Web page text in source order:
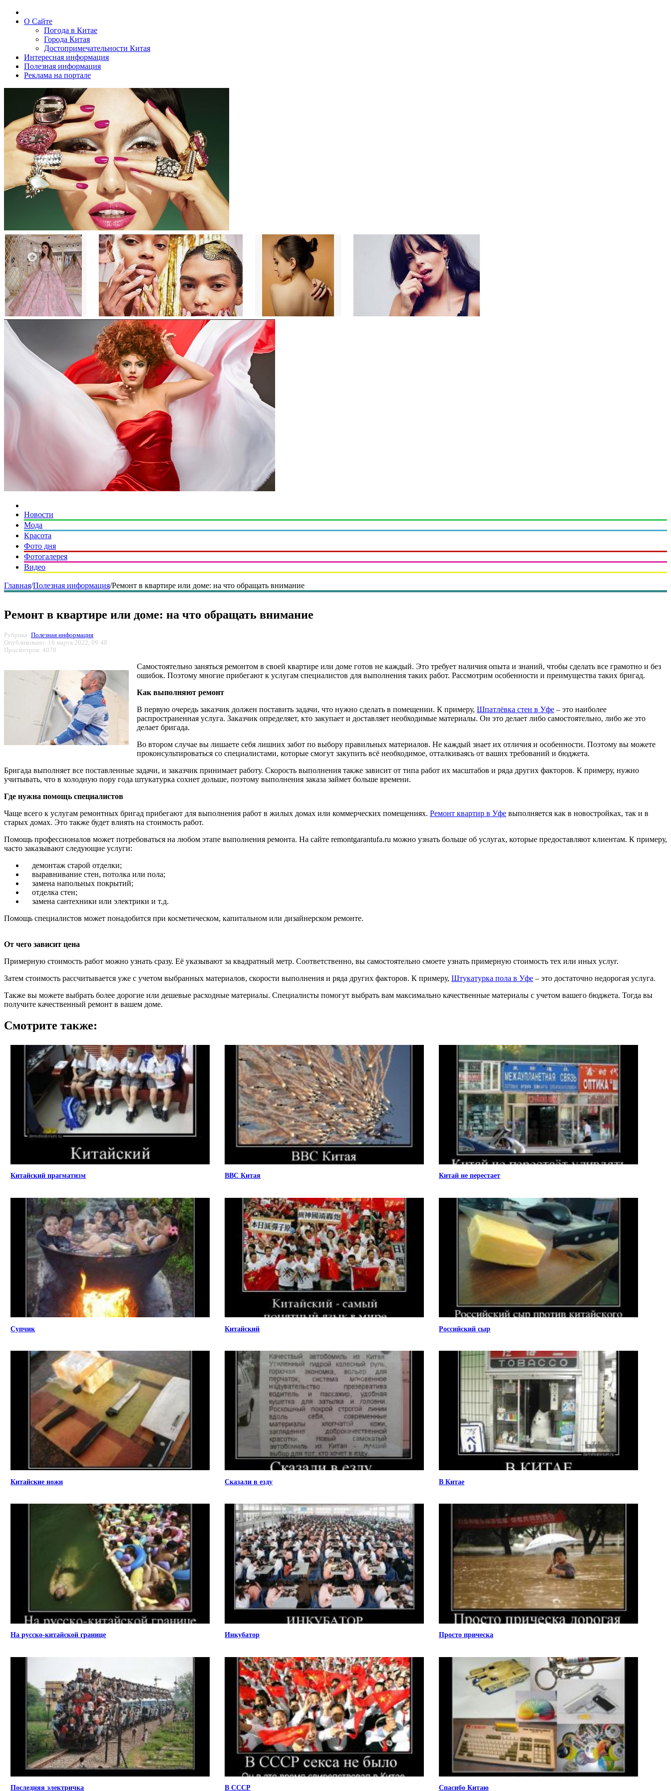
О Сайте
Погода в Китае
Города Китая
Достопримечательности Китая
Интересная информация
Полезная информация
Реклама на портале
Новости
Мода
Красота
Фото дня
Фотогалерея
Видео
Главная/Полезная информация/Ремонт в квартире или доме: на что обращать внимание
Ремонт в квартире или доме: на что обращать внимание
Рубрика: Полезная информация
Опубликовано: 16 марта 2022, 09:48
Просмотров: 4078
Самостоятельно заняться ремонтом в своей квартире или доме готов не каждый. Это требует наличия опыта и знаний, чтобы сделать все грамотно и без
ошибок. Поэтому многие прибегают к услугам специалистов для выполнения таких работ. Рассмотрим особенности и преимущества таких бригад.
Как выполняют ремонт
В первую очередь заказчик должен поставить задачи, что нужно сделать в помещении. К примеру, Шпатлёвка стен в Уфе – это наиболее
распространенная услуга. Заказчик определяет, кто закупает и доставляет необходимые материалы. Он это делает либо самостоятельно, либо же это
делает бригада.
Во втором случае вы лишаете себя лишних забот по выбору правильных материалов. Не каждый знает их отличия и особенности. Поэтому вы можете
проконсультироваться со специалистами, которые смогут закупить всё необходимое, отталкиваясь от ваших требований и бюджета.
Бригада выполняет все поставленные задачи, и заказчик принимает работу. Скорость выполнения также зависит от типа работ их масштабов и ряда других факторов. К примеру, нужно
учитывать, что в холодную пору года штукатурка сохнет дольше, поэтому выполнения заказа займет больше времени.
Где нужна помощь специалистов
Чаще всего к услугам ремонтных бригад прибегают для выполнения работ в жилых домах или коммерческих помещениях. Ремонт квартир в Уфе выполняется как в новостройках, так и в
старых домах. Это также будет влиять на стоимость работ.
Помощь профессионалов может потребоваться на любом этапе выполнения ремонта. На сайте remontgarantufa.ru можно узнать больше об услугах, которые предоставляют клиентам. К примеру,
часто заказывают следующие услуги:
демонтаж старой отделки;
выравнивание стен, потолка или пола;
замена напольных покрытий;
отделка стен;
замена сантехники или электрики и т.д.
Помощь специалистов может понадобится при косметическом, капитальном или дизайнерском ремонте.
От чего зависит цена
Примерную стоимость работ можно узнать сразу. Её указывают за квадратный метр. Соответственно, вы самостоятельно смоете узнать примерную стоимость тех или иных услуг.
Затем стоимость рассчитывается уже с учетом выбранных материалов, скорости выполнения и ряда других факторов. К примеру, Штукатурка пола в Уфе – это достаточно недорогая услуга.
Также вы можете выбрать более дорогие или дешевые расходные материалы. Специалисты помогут выбрать вам максимально качественные материалы с учетом вашего бюджета. Тогда вы
получите качественный ремонт в вашем доме.
Смотрите также:
Китайский прагматизм ВВС Китая Китай не перестает
Супчик Китайский Российский сыр
Китайские ножи Сказали в езду В Китае
На русско-китайской границе Инкубатор Просто прическа
Последняя электричка В СССР Спасибо Китаю